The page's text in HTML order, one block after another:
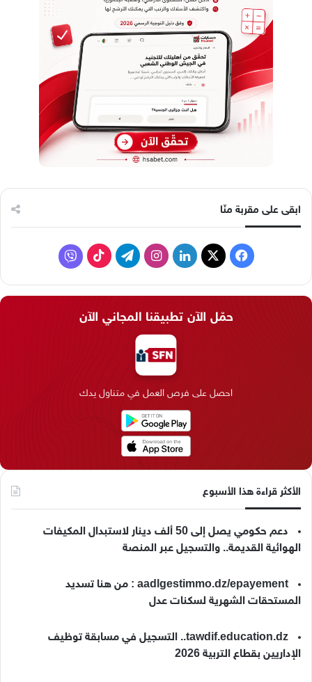
ابقى على مقربة منّا
ف
د
ن
ق
ر
ا
م
ت
م
k
ف
ا
حمّل الآن تطبيقنا المجاني الآن
احصل على فرص العمل في متناول يدك
الأكثر قراءة هذا الأسبوع
دعم حكومي يصل إلى 50 ألف دينار لاستبدال المكيفات
الهوائية القديمة.. والتسجيل عبر المنصة
aadlgestimmo.dz/epayement : من هنا تسديد
المستحقات الشهرية لسكنات عدل
tawdif.education.dz.. التسجيل في مسابقة توظيف
الإداريين بقطاع التربية 2026